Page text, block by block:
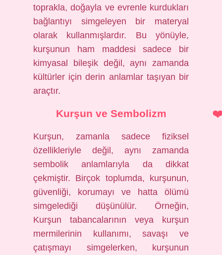
toprakla, doğayla ve evrenle kurdukları
bağlantıyı simgeleyen bir materyal
olarak kullanmışlardır. Bu yönüyle,
kurşunun ham maddesi sadece bir
kimyasal bileşik değil, aynı zamanda
kültürler için derin anlamlar taşıyan bir
araçtır.
Kurşun ve Sembolizm
Kurşun, zamanla sadece fiziksel
özellikleriyle değil, aynı zamanda
sembolik anlamlarıyla da dikkat
çekmiştir. Birçok toplumda, kurşunun,
güvenliği, korumayı ve hatta ölümü
simgelediği düşünülür. Örneğin,
Kurşun tabancalarının veya kurşun
mermilerinin kullanımı, savaşı ve
çatışmayı simgelerken, kurşunun